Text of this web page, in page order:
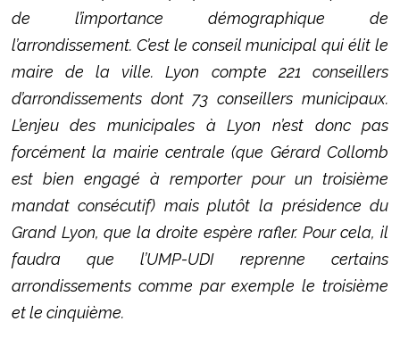
de l’importance démographique de
l’arrondissement. C’est le conseil municipal qui élit le
maire de la ville. Lyon compte 221 conseillers
d’arrondissements dont 73 conseillers municipaux.
L’enjeu des municipales à Lyon n’est donc pas
forcément la mairie centrale (que Gérard Collomb
est bien engagé à remporter pour un troisième
mandat consécutif) mais plutôt la présidence du
Grand Lyon, que la droite espère rafler. Pour cela, il
faudra que l’UMP-UDI reprenne certains
arrondissements comme par exemple le troisième
et le cinquième.